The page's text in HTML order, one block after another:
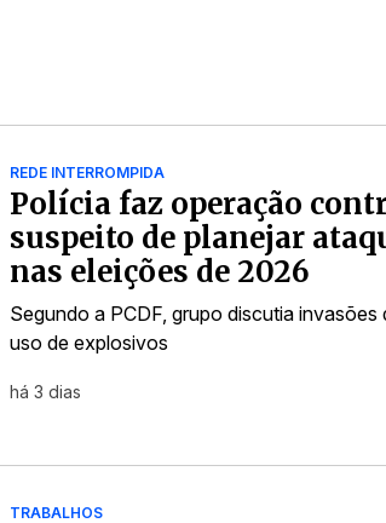
REDE INTERROMPIDA
Polícia faz operação
suspeito de planejar
nas eleições de 2026
Segundo a PCDF, grupo discutia
uso de explosivos
há 3 dias
TRABALHOS